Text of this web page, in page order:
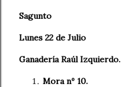
Sagunto
Lunes 22 de Julio
Ganadería Raúl Izquierdo.
Mora nº 10.